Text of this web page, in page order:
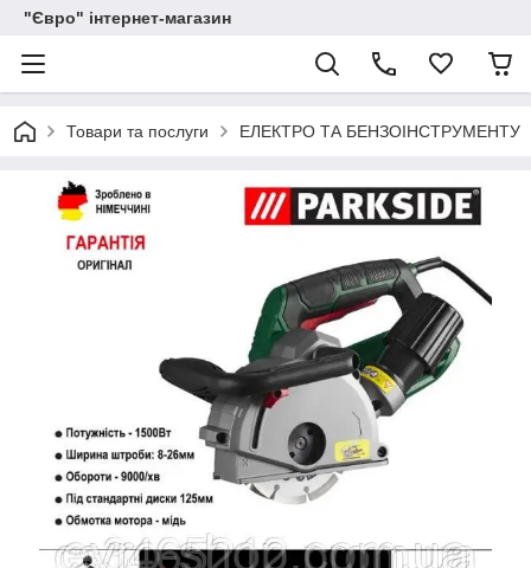
"Євро" інтернет-магазин
Товари та послуги ЕЛЕКТРО ТА БЕНЗОІНСТРУМЕНТУ